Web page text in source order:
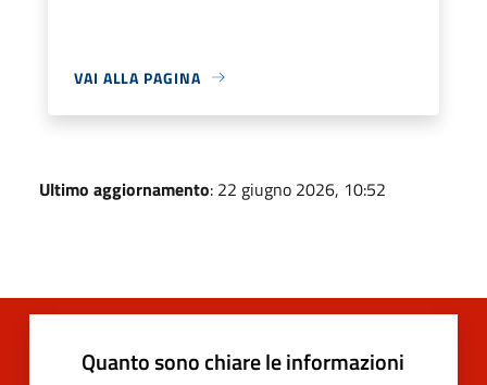
VAI ALLA PAGINA
Ultimo aggiornamento: 22 giugno 2026, 10:52
Quanto sono chiare le informazioni